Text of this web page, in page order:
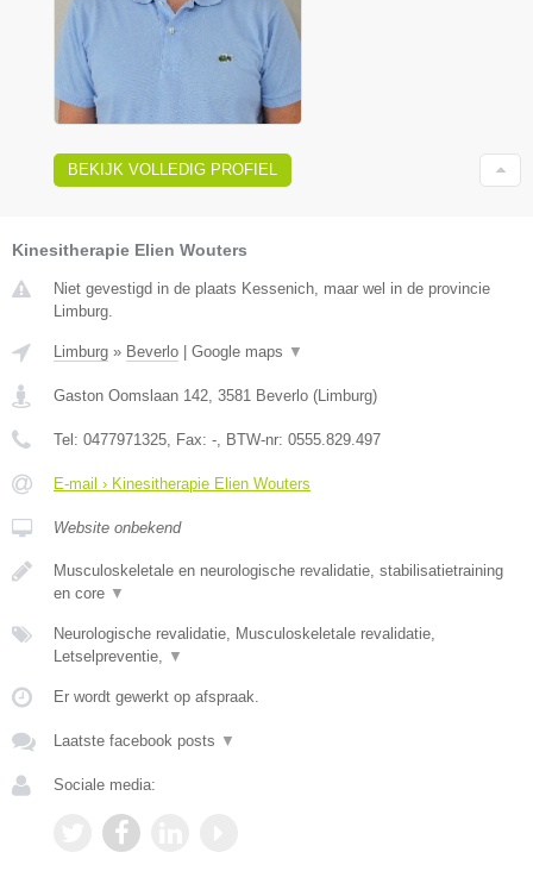
BEKIJK VOLLEDIG PROFIEL
Kinesitherapie Elien Wouters
Niet gevestigd in de plaats Kessenich, maar wel in de provincie
Limburg.
Limburg » Beverlo | Google maps ▼
Gaston Oomslaan 142 3581 Beverlo (Limburg)
Tel: 0477971325 , Fax: - , BTW-nr: 0555.829.497
E-mail › Kinesitherapie Elien Wouters
Website onbekend
Musculoskeletale en neurologische revalidatie, stabilisatietraining
en core ▼
Neurologische revalidatie, Musculoskeletale revalidatie,
Letselpreventie,
▼
Er wordt gewerkt op afspraak.
Laatste facebook posts ▼
Sociale media: